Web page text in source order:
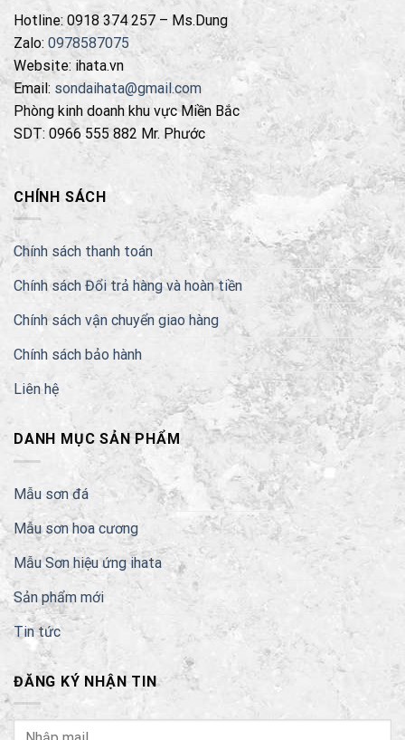
Hotline: 0918 374 257 – Ms.Dung
Zalo: 0978587075
Website: ihata.vn
Email: sondaihata@gmail.com
Phòng kinh doanh khu vực Miền Bắc
SDT: 0966 555 882 Mr. Phước
CHÍNH SÁCH
Chính sách thanh toán
Chính sách Đổi trả hàng và hoàn tiền
Chính sách vận chuyển giao hàng
Chính sách bảo hành
Liên hệ
DANH MỤC SẢN PHẨM
Mẫu sơn đá
Mẫu sơn hoa cương
Mẫu Sơn hiệu ứng ihata
Sản phẩm mới
Tin tức
ĐĂNG KÝ NHẬN TIN